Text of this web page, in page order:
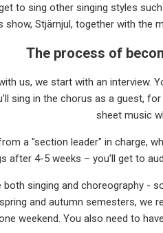
to sing other singing styles
show, Stjärnjul, together with the
The process of
us, we start with an interview.
sing in the chorus as a guest,
sheet music
a "section leader" in charge,
after 4-5 weeks – you’ll get to
singing and choreography -
and autumn semesters, we
weekend. You also need to